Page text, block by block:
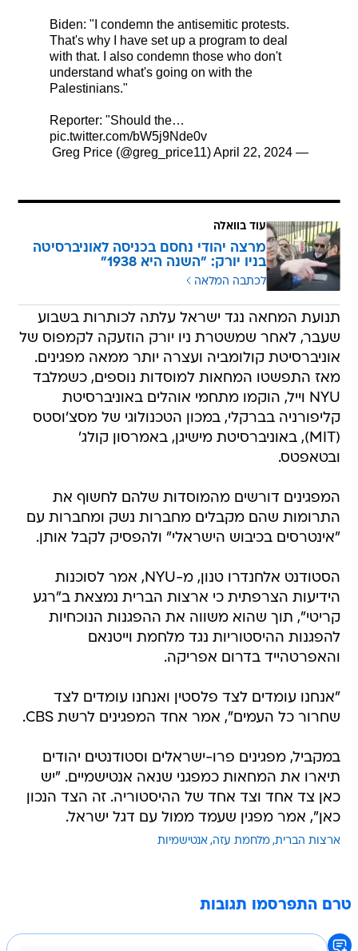
Biden: "I condemn the antisemitic protests.
That's why I have set up a program to deal
with that. I also condemn those who don't
understand what's going on with the
Palestinians."
Reporter: "Should the…
pic.twitter.com/bW5j9Nde0v
— Greg Price (@greg_price11)
April 22, 2024
עוד בוואלה
מרצה יהודי נחסם בכניסה לאוניברסיטה
בניו יורק: "השנה היא 1938"
לכתבה המלאה
תנועת המחאה נגד ישראל עלתה לכותרות בשבוע
שעבר, לאחר שמשטרת ניו יורק הוזעקה לקמפוס של
אוניברסיטת קולומביה ועצרה יותר ממאה מפגינים.
מאז התפשטו המחאות למוסדות נוספים, כשמלבד
NYU וייל, הוקמו מתחמי אוהלים באוניברסיטת
קליפורניה בברקלי, במכון הטכנולוגי של מסצ'וסטס
(MIT), באוניברסיטת מישיגן, באמרסון קולג'
ובטאפטס.
המפגינים דורשים מהמוסדות שלהם לחשוף את
התרומות שהם מקבלים מחברות נשק ומחברות עם
"אינטרסים בכיבוש הישראלי" ולהפסיק לקבל אותן.
הסטודנט אלחנדרו טנון, מ-NYU, אמר לסוכנות
הידיעות הצרפתית כי ארצות הברית נמצאת ב"רגע
קריטי", תוך שהוא משווה את ההפגנות הנוכחיות
להפגנות ההיסטוריות נגד מלחמת וייטנאם
והאפרטהייד בדרום אפריקה.
"אנחנו עומדים לצד פלסטין ואנחנו עומדים לצד
שחרור כל העמים", אמר אחד המפגינים לרשת CBS.
במקביל, מפגינים פרו-ישראלים וסטודנטים יהודים
תיארו את המחאות כמפגני שנאה אנטישמיים. "יש
כאן צד אחד וצד אחד של ההיסטוריה. זה הצד הנכון
כאן", אמר מפגין שעמד ממול עם דגל ישראל.
ארצות הברית מלחמת עזה אנטישמיות
טרם התפרסמו תגובות